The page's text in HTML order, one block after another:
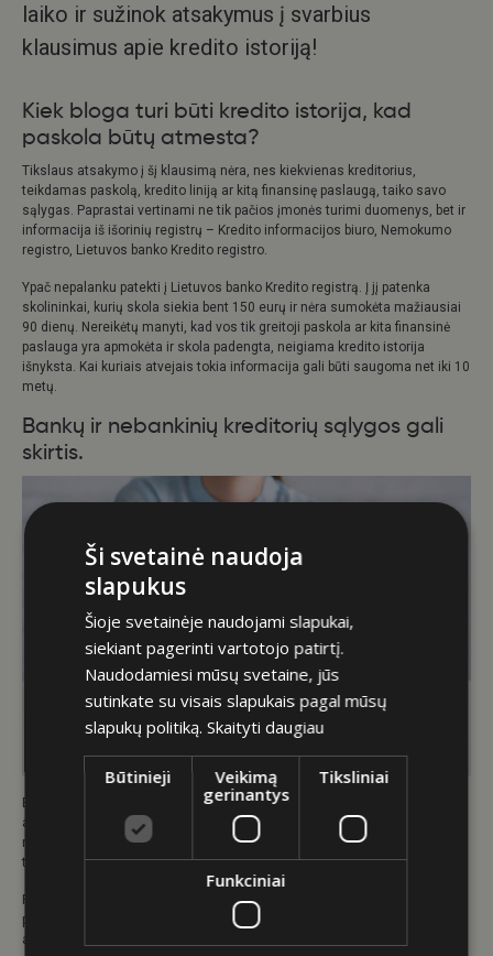
laiko ir sužinok atsakymus į svarbius
klausimus apie kredito istoriją!
Kiek bloga turi būti kredito istorija, kad
paskola būtų atmesta?
Tikslaus atsakymo į šį klausimą nėra, nes kiekvienas kreditorius,
teikdamas paskolą, kredito liniją ar kitą finansinę paslaugą, taiko savo
sąlygas. Paprastai vertinami ne tik pačios įmonės turimi duomenys, bet ir
informacija iš išorinių registrų – Kredito informacijos biuro, Nemokumo
registro, Lietuvos banko Kredito registro.
Ypač nepalanku patekti į Lietuvos banko Kredito registrą. Į jį patenka
skolininkai, kurių skola siekia bent 150 eurų ir nėra sumokėta mažiausiai
90 dienų. Nereikėtų manyti, kad vos tik greitoji paskola ar kita finansinė
paslauga yra apmokėta ir skola padengta, neigiama kredito istorija
išnyksta. Kai kuriais atvejais tokia informacija gali būti saugoma net iki 10
metų.
Bankų ir nebankinių kreditorių sąlygos gali
skirtis.
Bankai ir kiti konservatyvesni kreditoriai savo klientus vertina labai
atidžiai, todėl paskola su bloga kredito istorija tokiu atveju yra praktiškai
neįmanoma. Lankstesnes sąlygas dažniau siūlo nebankiniai kreditoriai,
tačiau tai nereiškia, kad sugadinta kredito istorija bus ignoruojama.
Paskola fiziniam asmeniui su sugadinta kredito istorija tikrai nebus tokia
palanki kaip žmogui, kuris visus mokėjimus vykdė laiku. Tai gali
atsispindėti tiek didesnėse palūkanose, tiek mažesnėje prieinamoje
Ši svetainė naudoja
slapukus
Šioje svetainėje naudojami slapukai,
siekiant pagerinti vartotojo patirtį.
Naudodamiesi mūsų svetaine, jūs
sutinkate su visais slapukais pagal mūsų
slapukų politiką.Skaityti daugiau
Būtinieji
Veikimą
gerinantys
Tiksliniai
Funkciniai